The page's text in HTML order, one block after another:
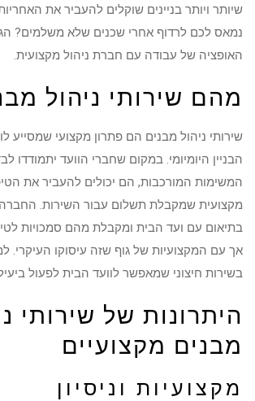
שיותר ויותר בניינים שוקלים להעביר את האחריות
נמאס לכם לרדוף אחרי שכנים שלא משלמים?
האופציה של עבודה עם חברת ניהול מקצועית.
מהם שירותי ניהול
שירותי ניהול מבנים הם פתרון מקצועי שמסייע
הבניין היומיומי. במקום שחברי הוועד יתמודדו
המשימות המורכבות, הם יכולים להעביר את
מקצועית שמקבלת תשלום עבור השירות. החברה
בתיאום עם ועד הבית ומקבלת מהם סמכויות
אך עם המקצועיות של גוף שזה עיסוקו העיקרי.
בשירות חיצוני שמאפשר לוועד הבית לפעול
היתרונות של שירותי
מבנים מקצועיים
מקצועיות וניסיון